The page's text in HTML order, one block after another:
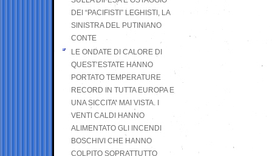
DEI “PACIFISTI” LEGHISTI, LA
SINISTRA DEL PUTINIANO
CONTE
LE ONDATE DI CALORE DI
QUEST’ESTATE HANNO
PORTATO TEMPERATURE
RECORD IN TUTTA EUROPA E
UNA SICCITA’ MAI VISTA. I
VENTI CALDI HANNO
ALIMENTATO GLI INCENDI
BOSCHIVI CHE HANNO
COLPITO SOPRATTUTTO